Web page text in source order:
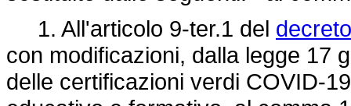
1. All'articolo 9-ter.1 del
con modificazioni, dalla legge 17
delle certificazioni verdi COVID-